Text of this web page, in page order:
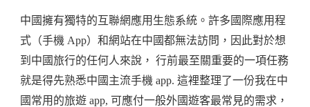
中國擁有獨特的互聯網應用生態系統。許多國際應用程
式（手機 App）和網站在中國都無法訪問，因此對於想
到中國旅行的任何人來說， 行前最至關重要的一項任務
就是得先熟悉中國主流手機 app. 這裡整理了一份我在中
國常用的旅遊 app, 可應付一般外國遊客最常見的需求，